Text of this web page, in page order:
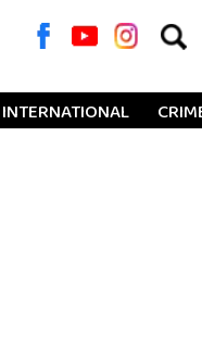
for:
INTERNATIONAL